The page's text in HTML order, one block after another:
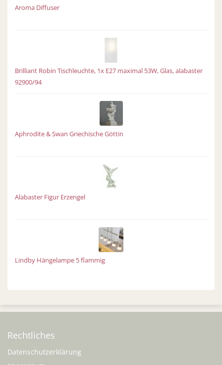
Aroma Diffuser
Brilliant Robin Tischleuchte, 1x E27 maximal 53W, Glas, alabaster
92900/94
Aphrodite & Swan Griechische Göttin
Alabaster Figur Erzengel
Lindby Hängelampe 5 flammig
Rechtliches
Datenschutzerklärung